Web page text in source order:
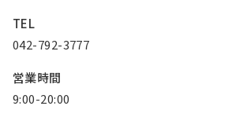
TEL
042-792-3777
営業時間
9:00-20:00